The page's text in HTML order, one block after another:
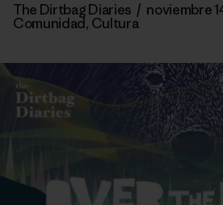
The Dirtbag Diaries / noviembre
Comunidad, Cultura